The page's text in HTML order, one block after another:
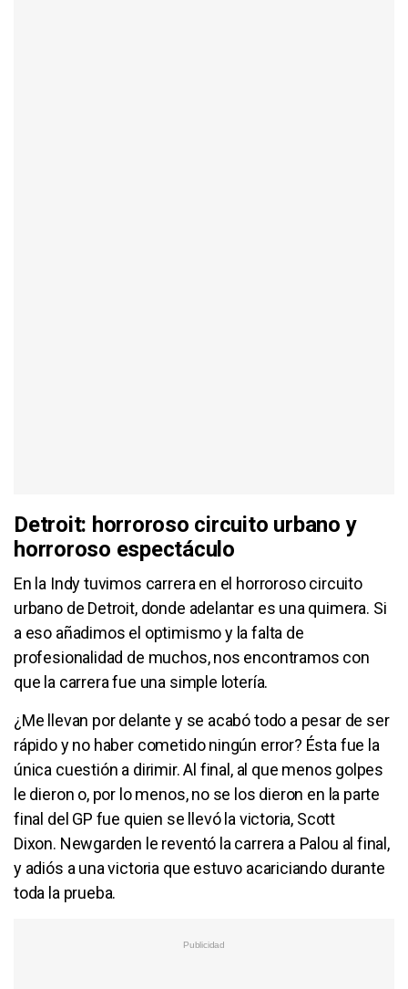
Detroit: horroroso circuito urbano y
horroroso espectáculo
En la Indy tuvimos carrera en el horroroso circuito
urbano de Detroit, donde adelantar es una quimera. Si
a eso añadimos el optimismo y la falta de
profesionalidad de muchos, nos encontramos con
que la carrera fue una simple lotería.
¿Me llevan por delante y se acabó todo a pesar de ser
rápido y no haber cometido ningún error? Ésta fue la
única cuestión a dirimir. Al final, al que menos golpes
le dieron o, por lo menos, no se los dieron en la parte
final del GP fue quien se llevó la victoria, Scott
Dixon. Newgarden le reventó la carrera a Palou al final,
y adiós a una victoria que estuvo acariciando durante
toda la prueba.